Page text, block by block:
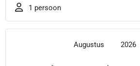
1 persoon
Augustus 2026